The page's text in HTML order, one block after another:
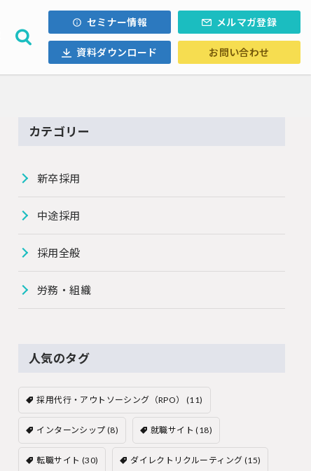
セミナー情報 メルマガ登録
資料ダウンロード お問い合わせ
カテゴリー
新卒採用
中途採用
採用全般
労務・組織
人気のタグ
採用代行・アウトソーシング（RPO） (11)
インターンシップ (8) 就職サイト (18)
転職サイト (30) ダイレクトリクルーティング (15)